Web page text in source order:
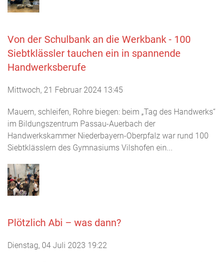
Von der Schulbank an die Werkbank - 100
Siebtklässler tauchen ein in spannende
Handwerksberufe
Mittwoch, 21 Februar 2024 13:45
Mauern, schleifen, Rohre biegen: beim „Tag des Handwerks“
im Bildungszentrum Passau-Auerbach der
Handwerkskammer Niederbayern-Oberpfalz war rund 100
Siebtklässlern des Gymnasiums Vilshofen ein...
Plötzlich Abi – was dann?
Dienstag, 04 Juli 2023 19:22